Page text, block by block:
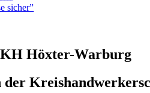
sicher”
Höxter-Warburg
der